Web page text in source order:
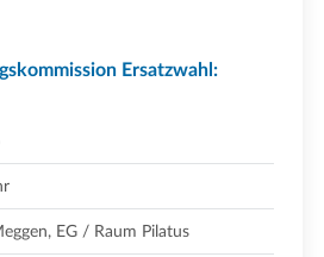
Ersatzwahl:
EG / Raum Pilatus